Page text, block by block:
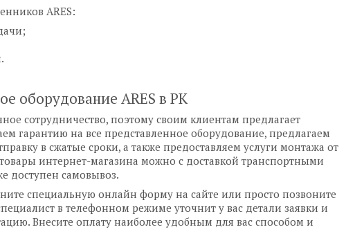
ARES:
оборудование ARES в РК
сотрудничество, поэтому своим клиентам предлагает
гарантию на все представленное оборудование, предлагаем
в сжатые сроки, а также предоставляем услуги монтажа от
интернет-магазина можно с доставкой транспортными
доступен самовывоз.
специальную онлайн форму на сайте или просто позвоните
в телефонном режиме уточнит у вас детали заявки и
Внесите оплату наиболее удобным для вас способом и